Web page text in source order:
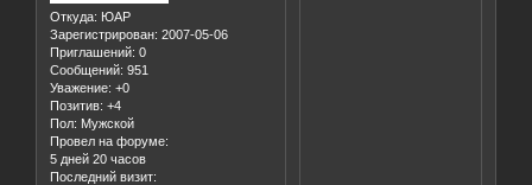
Откуда: ЮАР
Зарегистрирован: 2007-05-06
Приглашений: 0
Сообщений: 951
Уважение: +0
Позитив: +4
Пол: Мужской
Провел на форуме:
5 дней 20 часов
Последний визит: